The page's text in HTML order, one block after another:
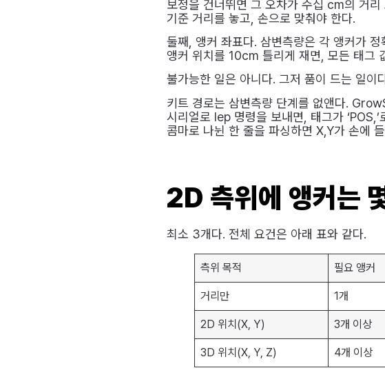
보정을 건너뛰면 그 오차가 수십 cm의 거
기준 거리를 놓고, 손으로 맞춰야 한다.
둘째, 앵커 좌표다. 삼변측량은 각 앵커가
앵커 위치를 10cm 틀리게 재면, 모든 태그
불가능한 일은 아니다. 그저 품이 드는 일이
키트 경로는 삼변측량 단계를 없앤다.
시리얼로 lep 명령을 보내면, 태그가
콤마로 나뉜 한 줄을 파싱하면 X,Y가 손에
2D 측위에 앵커는
최소 3개다. 전체 요건은 아래 표와 같다.
측위 목적 필요 앵커
거리만 1개
2D 위치(X, Y) 3개 이상
3D 위치(X, Y, Z) 4개 이상